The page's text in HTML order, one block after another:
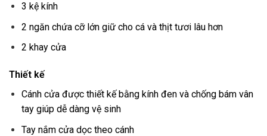
3 kệ kính
2 ngăn chứa cỡ lớn giữ cho cá và thịt tươi lâu hơn
2 khay cửa
Thiết kế
Cánh cửa được thiết kế bằng kính đen và chống bám vân
tay giúp dễ dàng vệ sinh
Tay nắm cửa dọc theo cánh